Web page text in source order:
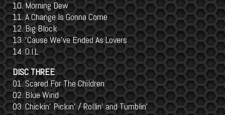
10. Morning Dew
11. A Change Is Gonna Come
12. Big Block
13. 'Cause We've Ended As Lovers
14. O.I.L.
DISC THREE
01. Scared For The Children
02. Blue Wind
03. Chickin' Pickin' / Rollin' and Tumblin'